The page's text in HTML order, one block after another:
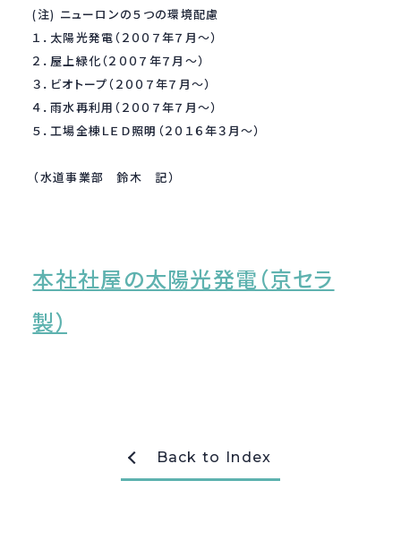
お問い合わせ
webカタログ
(注) ニューロンの５つの環境配慮
１．太陽光発電（２００７年７月〜）
２．屋上緑化（２００７年７月〜）
３．ビオトープ（２００７年７月〜）
４．雨水再利用（２００７年７月〜）
５．工場全棟ＬＥＤ照明（２０１６年３月〜）
（水道事業部 鈴木 記）
本社社屋の太陽光発電（京セラ
製）
Back to Index